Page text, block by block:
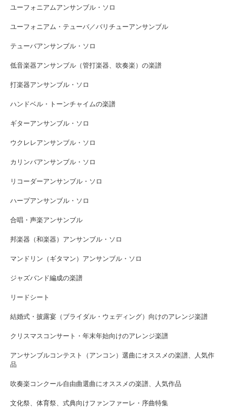
ユーフォニアムアンサンブル・ソロ
ユーフォニアム・テューバ／バリチューアンサンブル
テューバアンサンブル・ソロ
低音楽器アンサンブル（管打楽器、吹奏楽）の楽譜
打楽器アンサンブル・ソロ
ハンドベル・トーンチャイムの楽譜
ギターアンサンブル・ソロ
ウクレレアンサンブル・ソロ
カリンバアンサンブル・ソロ
リコーダーアンサンブル・ソロ
ハープアンサンブル・ソロ
合唱・声楽アンサンブル
邦楽器（和楽器）アンサンブル・ソロ
マンドリン（ギタマン）アンサンブル・ソロ
ジャズバンド編成の楽譜
リードシート
結婚式・披露宴（ブライダル・ウェディング）向けのアレンジ楽譜
クリスマスコンサート・年末年始向けのアレンジ楽譜
アンサンブルコンテスト（アンコン）選曲にオススメの楽譜、人気作
品
吹奏楽コンクール自由曲選曲にオススメの楽譜、人気作品
文化祭、体育祭、式典向けファンファーレ・序曲特集